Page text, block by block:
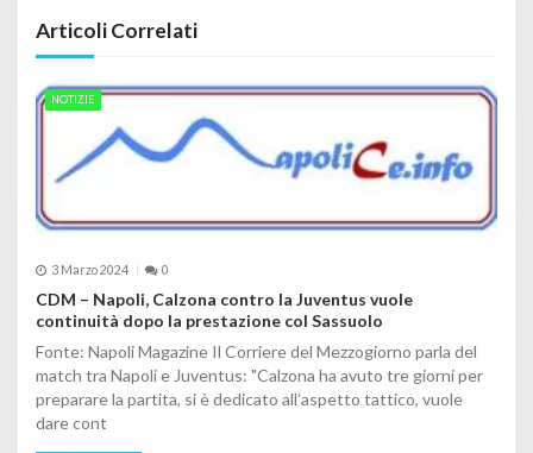
Articoli Correlati
NOTIZIE
3 Marzo 2024 0
CDM – Napoli, Calzona contro la Juventus vuole
continuità dopo la prestazione col Sassuolo
Fonte: Napoli Magazine Il Corriere del Mezzogiorno parla del
match tra Napoli e Juventus: "Calzona ha avuto tre giorni per
preparare la partita, si è dedicato all’aspetto tattico, vuole
dare cont